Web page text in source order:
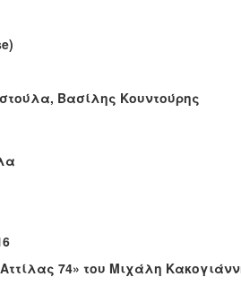
Βασίλης Κουντούρης
74» του Μιχάλη